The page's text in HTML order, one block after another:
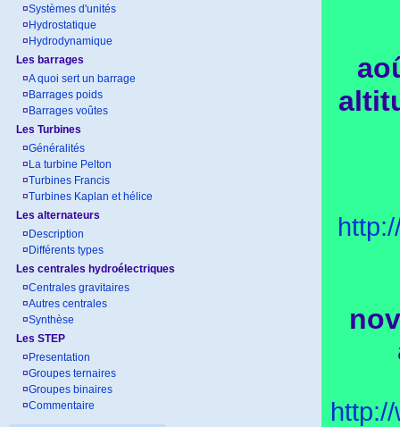
¤Systèmes d'unités
¤ Hydrostatique
¤ Hydrodynamique
Les barrages
¤A quoi sert un barrage
¤ Barrages poids
¤ Barrages voûtes
Les Turbines
¤Généralités
¤ La turbine Pelton
¤Turbines Francis
¤Turbines Kaplan et hélice
Les alternateurs
¤ Description
¤ Différents types
Les centrales hydroélectriques
¤Centrales gravitaires
¤Autres centrales
¤Synthèse
Les STEP
¤ Presentation
¤Groupes ternaires
¤Groupes binaires
¤Commentaire